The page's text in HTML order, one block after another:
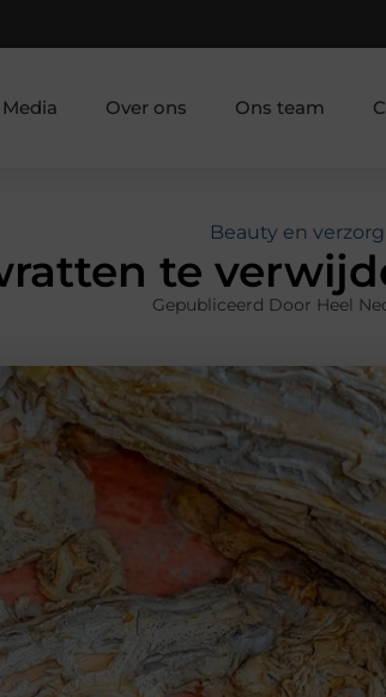
Over ons Ons team
Beauty en
te
Gepubliceerd Door Heel